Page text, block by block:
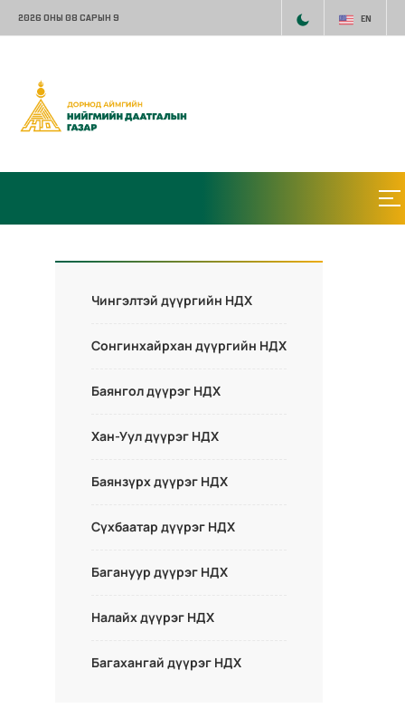
2026 ОНЫ 08 САРЫН 9 EN
Чингэлтэй дүүргийн НДХ
Сонгинхайрхан дүүргийн НДХ
Баянгол дүүрэг НДХ
Хан-Уул дүүрэг НДХ
Баянзүрх дүүрэг НДХ
Сүхбаатар дүүрэг НДХ
Багануур дүүрэг НДХ
Налайх дүүрэг НДХ
Багахангай дүүрэг НДХ